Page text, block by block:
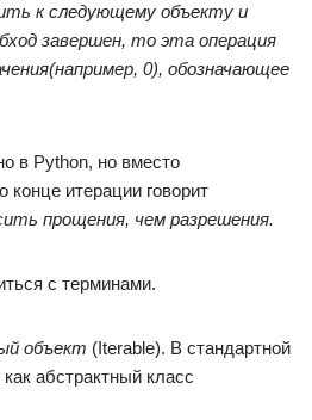
к следующему объекту и
завершен, то эта операция
0), обозначающее
в Python, но вместо
конце итерации говорит
прощения, чем разрешения.
с терминами.
объект (Iterable). В стандартной
абстрактный класс